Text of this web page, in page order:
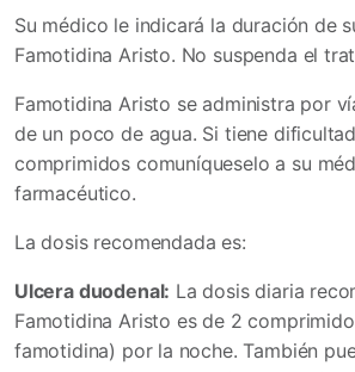
Su médico le indicará la duración de
Famotidina Aristo. No suspenda el
Famotidina Aristo se administra por
de un poco de agua. Si tiene
comprimidos comuníqueselo a su
farmacéutico.
La dosis recomendada es:
Ulcera duodenal: La dosis diaria
Famotidina Aristo es de 2
famotidina) por la noche. También